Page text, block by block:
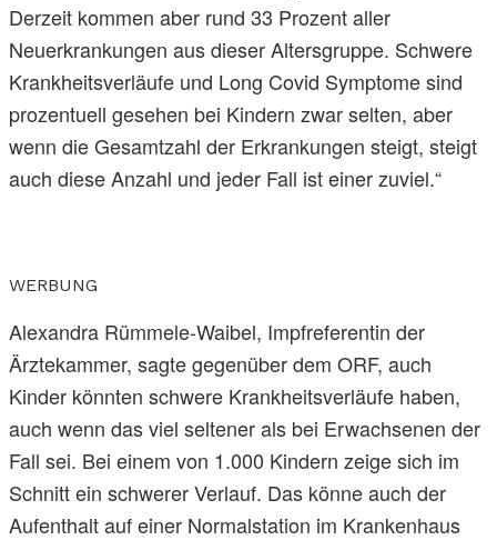
Derzeit kommen aber rund 33 Prozent aller
Neuerkrankungen aus dieser Altersgruppe. Schwere
Krankheitsverläufe und Long Covid Symptome sind
prozentuell gesehen bei Kindern zwar selten, aber
wenn die Gesamtzahl der Erkrankungen steigt, steigt
auch diese Anzahl und jeder Fall ist einer zuviel.“
WERBUNG
Alexandra Rümmele-Waibel, Impfreferentin der
Ärztekammer, sagte gegenüber dem ORF, auch
Kinder könnten schwere Krankheitsverläufe haben,
auch wenn das viel seltener als bei Erwachsenen der
Fall sei. Bei einem von 1.000 Kindern zeige sich im
Schnitt ein schwerer Verlauf. Das könne auch der
Aufenthalt auf einer Normalstation im Krankenhaus